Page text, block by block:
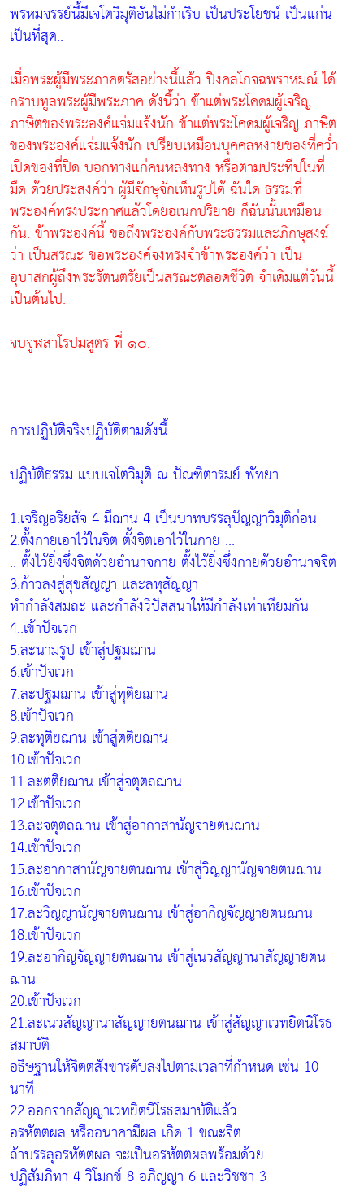
พรหมจรรย์นี้มีเจโตวิมุติอันไม่กำเริบ เป็นประโยชน์ เป็นแก่น
เป็นที่สุด..
เมื่อพระผู้มีพระภาคตรัสอย่างนี้แล้ว ปิงคลโกจฉพราหมณ์ ได้
กราบทูลพระผู้มีพระภาค ดังนี้ว่า ข้าแต่พระโคดมผู้เจริญ
ภาษิตของพระองค์แจ่มแจ้งนัก ข้าแต่พระโคดมผู้เจริญ ภาษิต
ของพระองค์แจ่มแจ้งนัก เปรียบเหมือนบุคคลหงายของที่คว่ำ
เปิดของที่ปิด บอกทางแก่คนหลงทาง หรือตามประทีปในที่
มืด ด้วยประสงค์ว่า ผู้มีจักษุจักเห็นรูปได้ ฉันใด ธรรมที่
พระองค์ทรงประกาศแล้วโดยอเนกปริยาย ก็ฉันนั้นเหมือน
กัน. ข้าพระองค์นี้ ขอถึงพระองค์กับพระธรรมและภิกษุสงฆ์
ว่า เป็นสรณะ ขอพระองค์จงทรงจำข้าพระองค์ว่า เป็น
อุบาสกผู้ถึงพระรัตนตรัยเป็นสรณะตลอดชีวิต จำเดิมแต่วันนี้
เป็นต้นไป.
จบจูฬสาโรปมสูตร ที่ ๑๐.
การปฏิบัติจริงปฏิบัติตามดังนี้
ปฏิบัติธรรม แบบเจโตวิมุติ ณ ปัณฑิตารมย์ พัทยา
1.เจริญอริยสัจ 4 มีฌาน 4 เป็นบาทบรรลุปัญญาวิมุติก่อน
2.ตั้งกายเอาไว้ในจิต ตั้งจิตเอาไว้ในกาย ...
.. ตั้งไว้ยิ่งซึ่งจิตด้วยอำนาจกาย ตั้งไว้ยิ่งซึ่งกายด้วยอำนาจจิต
3.ก้าวลงสู่สุขสัญญา และลหุสัญญา
ทำกำลังสมถะ และกำลังวิปัสสนาให้มีกำลังเท่าเทียมกัน
4..เข้าปัจเวก
5.ละนามรูป เข้าสู่ปฐมฌาน
6.เข้าปัจเวก
7.ละปฐมฌาน เข้าสู่ทุติยฌาน
8.เข้าปัจเวก
9.ละทุติยฌาน เข้าสู่ตติยฌาน
10.เข้าปัจเวก
11.ละตติยฌาน เข้าสู่จตุตถฌาน
12.เข้าปัจเวก
13.ละจตุตถฌาน เข้าสู่อากาสานัญจายตนฌาน
14.เข้าปัจเวก
15.ละอากาสานัญจายตนฌาน เข้าสู่วิญญานัญจายตนฌาน
16.เข้าปัจเวก
17.ละวิญญานัญจายตนฌาน เข้าสู่อากิญจัญญายตนฌาน
18.เข้าปัจเวก
19.ละอากิญจัญญายตนฌาน เข้าสู่เนวสัญญานาสัญญายตน
ฌาน
20.เข้าปัจเวก
21.ละเนวสัญญานาสัญญายตนฌาน เข้าสู่สัญญาเวทยิตนิโรธ
สมาบัติ
อธิษฐานให้จิตตสังขารดับลงไปตามเวลาที่กำหนด เช่น 10
นาที
22.ออกจากสัญญาเวทยิตนิโรธสมาบัติแล้ว
อรหัตตผล หรืออนาคามีผล เกิด 1 ขณะจิต
ถ้าบรรลุอรหัตตผล จะเป็นอรหัตตผลพร้อมด้วย
ปฏิสัมภิทา 4 วิโมกข์ 8 อภิญญา 6 และวิชชา 3